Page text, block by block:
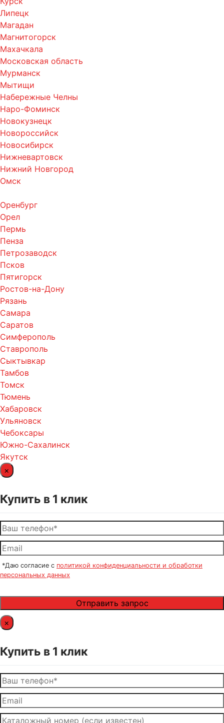
Липецк
Магадан
Магнитогорск
Махачкала
Московская область
Мурманск
Мытищи
Набережные Челны
Наро-Фоминск
Новокузнецк
Новороссийск
Новосибирск
Нижневартовск
Нижний Новгород
Омск
Оренбург
Орел
Пермь
Пенза
Петрозаводск
Псков
Пятигорск
Ростов-на-Дону
Рязань
Самара
Саратов
Симферополь
Ставрополь
Сыктывкар
Тамбов
Томск
Тюмень
Хабаровск
Ульяновск
Чебоксары
Южно-Сахалинск
Якутск
×
Купить в 1 клик
*Даю согласие с политикой конфиденциальности и обработки
персональных данных
×
Купить в 1 клик